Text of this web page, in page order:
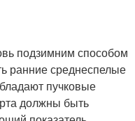
подзимним способом
ранние среднеспелые
пучковые
должны быть